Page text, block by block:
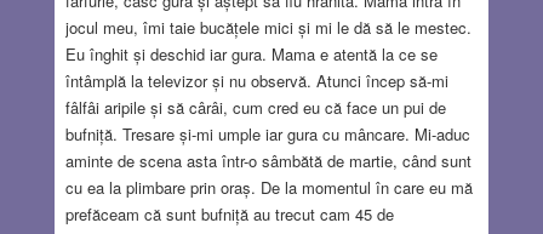
jocul meu, îmi taie bucățele mici și mi le dă să le mestec.
Eu înghit și deschid iar gura. Mama e atentă la ce se
întâmplă la televizor și nu observă. Atunci încep să-mi
fâlfâi aripile și să cârâi, cum cred eu că face un pui de
bufniță. Tresare și-mi umple iar gura cu mâncare. Mi-aduc
aminte de scena asta într-o sâmbătă de martie, când sunt
cu ea la plimbare prin oraș. De la momentul în care eu mă
prefăceam că sunt bufniță au trecut cam 45 de